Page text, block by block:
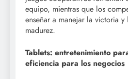
equipo, mientras que los
enseñar a manejar la victoria
madurez.
Tablets: entretenimiento
eficiencia para los negocios